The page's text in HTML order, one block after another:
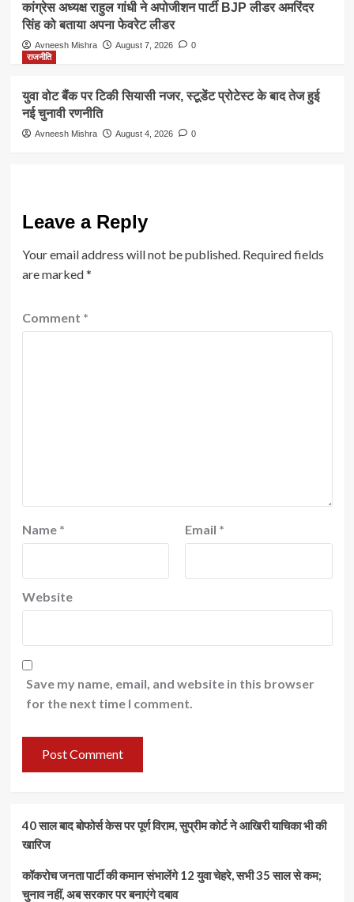
कांग्रेस अध्यक्ष राहुल गांधी ने अपोजीशन पार्टी BJP लीडर अमरिंदर
सिंह को बताया अपना फेवरेट लीडर
Avneesh Mishra August 7, 2026
0
राजनीति
युवा वोट बैंक पर टिकी सियासी नजर, स्टूडेंट प्रोटेस्ट के बाद तेज हुई
नई चुनावी रणनीति
Avneesh Mishra August 4, 2026 0
Leave a Reply
Your email address will not be published. Required fields
are marked*
Comment *
Name * Email *
Website
Save my name, email, and website in this browser
for the next time I comment.
40 साल बाद बोफोर्स केस पर पूर्ण विराम, सुप्रीम कोर्ट ने आखिरी याचिका भी की
खारिज
कॉकरोच जनता पार्टी की कमान संभालेंगे 12 युवा चेहरे, सभी 35 साल से कम;
चुनाव नहीं, अब सरकार पर बनाएंगे दबाव